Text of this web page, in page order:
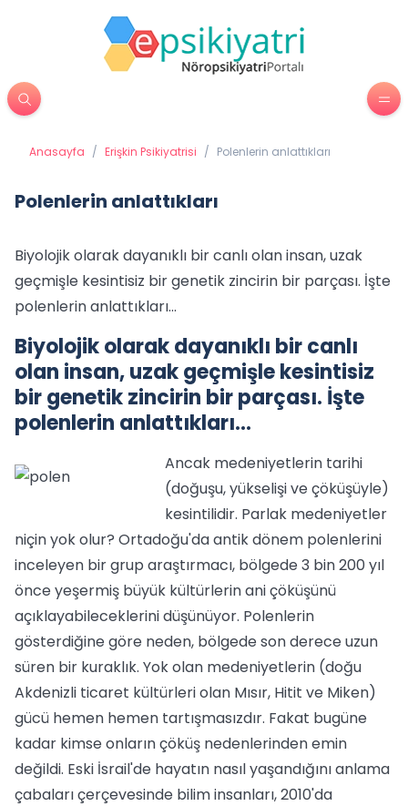
Anasayfa / Erişkin Psikiyatrisi / Polenlerin anlattıkları
Polenlerin anlattıkları
Biyolojik olarak dayanıklı bir canlı olan insan, uzak
geçmişle kesintisiz bir genetik zincirin bir parçası. İşte
polenlerin anlattıkları...
Biyolojik olarak dayanıklı bir canlı
olan insan, uzak geçmişle kesintisiz
bir genetik zincirin bir parçası. İşte
polenlerin anlattıkları...
Ancak medeniyetlerin tarihi
(doğuşu, yükselişi ve çöküşüyle)
kesintilidir. Parlak medeniyetler
niçin yok olur? Ortadoğu'da antik dönem polenlerini
inceleyen bir grup araştırmacı, bölgede 3 bin 200 yıl
önce yeşermiş büyük kültürlerin ani çöküşünü
açıklayabileceklerini düşünüyor. Polenlerin
gösterdiğine göre neden, bölgede son derece uzun
süren bir kuraklık. Yok olan medeniyetlerin (doğu
Akdenizli ticaret kültürleri olan Mısır, Hitit ve Miken)
gücü hemen hemen tartışmasızdır. Fakat bugüne
kadar kimse onların çöküş nedenlerinden emin
değildi. Eski İsrail'de hayatın nasıl yaşandığını anlama
çabaları çerçevesinde bilim insanları, 2010'da